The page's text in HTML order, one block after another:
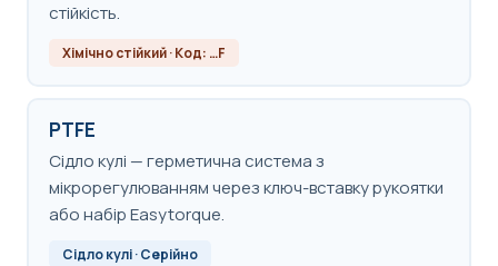
стійкість.
Хімічно стійкий · Код: …F
PTFE
Сідло кулі — герметична система з
мікрорегулюванням через ключ-вставку рукоятки
або набір Easytorque.
Сідло кулі · Серійно